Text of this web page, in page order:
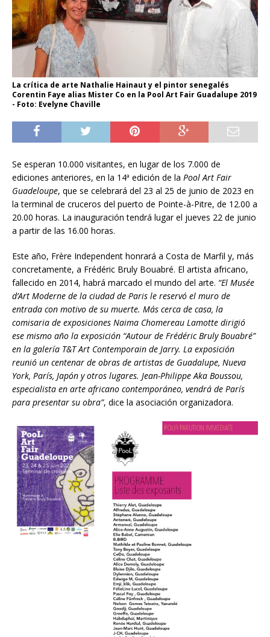
La crítica de arte Nathalie Hainaut y el pintor senegalés
Corentin Faye alias Mister Co en la Pool Art Fair Guadalupe 2019
- Foto: Evelyne Chaville
Se esperan 10.000 visitantes, en lugar de los 7.000 de
ediciones anteriores, en la 14ª edición de la Pool Art Fair
Guadeloupe, que se celebrará del 23 al 25 de junio de 2023 en
la terminal de cruceros del puerto de Pointe-à-Pitre, de 12.00 a
20.00 horas. La inauguración tendrá lugar el jueves 22 de junio
a partir de las 16.00 horas.
Este año, Frère Independent honrará a Costa de Marfil y, más
concretamente, a Frédéric Bruly Bouabré. El artista africano,
fallecido en 2014, habrá marcado el mundo del arte. “El Musée
d’Art Moderne de la ciudad de Paris le reservó el muro de
entrada con motivo de su muerte. Más cerca de casa, la
comisaria de exposiciones Naima Chomereau Lamotte dirigió
ese mismo año la exposición “Autour de Frédéric Bruly Bouabré”
en la galería T&T Art Contemporain de Jarry. La exposición
reunió un centenar de obras de artistas de Guadalupe, Nueva
York, París, Japón y otros lugares. Jean-Philippe Aka Boussou,
especialista en arte africano contemporáneo, vendrá de París
para presentar su obra”, dice la asociación organizadora.